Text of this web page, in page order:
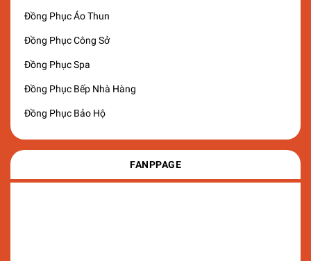
Đồng Phục Áo Thun
Đồng Phục Công Sở
Đồng Phục Spa
Đồng Phục Bếp Nhà Hàng
Đồng Phục Bảo Hộ
FANPPAGE